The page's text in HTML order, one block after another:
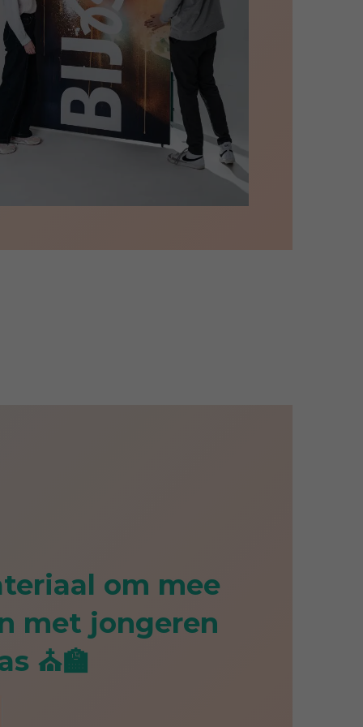
om mee
met jongeren
⛪🏫